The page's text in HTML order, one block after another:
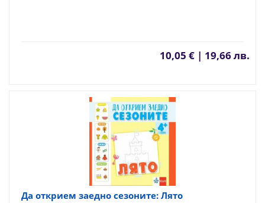
10,05 € | 19,66 лв.
Да открием заедно сезоните: Лято